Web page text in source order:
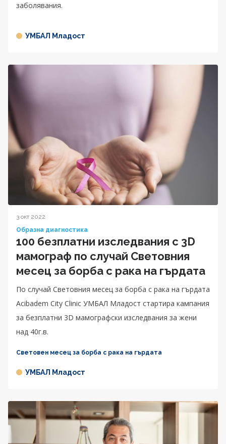
заболявания.
УМБАЛ Младост
3 окт 2022
Образна диагностика
100 безплатни изследвания с 3D
мамограф по случай Световния
месец за борба с рака на гърдата
По случай Световния месец за борба с рака на гърдата
Acibadem City Clinic УМБАЛ Младост стартира кампания
за безплатни 3D мамографски изследвания за жени
над 40г.в.
Световен месец за борба с рака на гърдата
УМБАЛ Младост